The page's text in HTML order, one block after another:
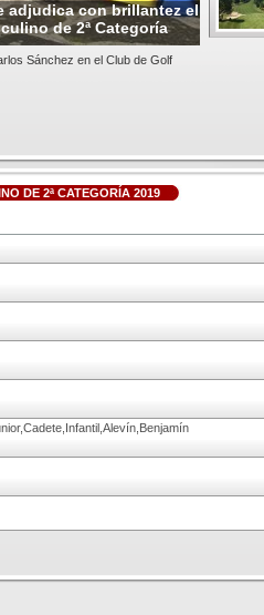
adjudica con brillantez el
de 2ª Categoría
Sánchez en el Club de Golf
DE 2ª CATEGORÍA 2019